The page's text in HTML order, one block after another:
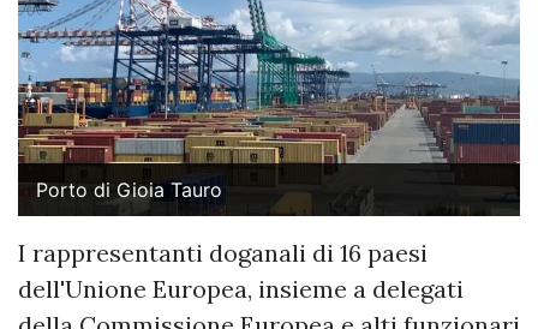
Porto di Gioia Tauro
I rappresentanti doganali di 16 paesi
dell'Unione Europea, insieme a delegati